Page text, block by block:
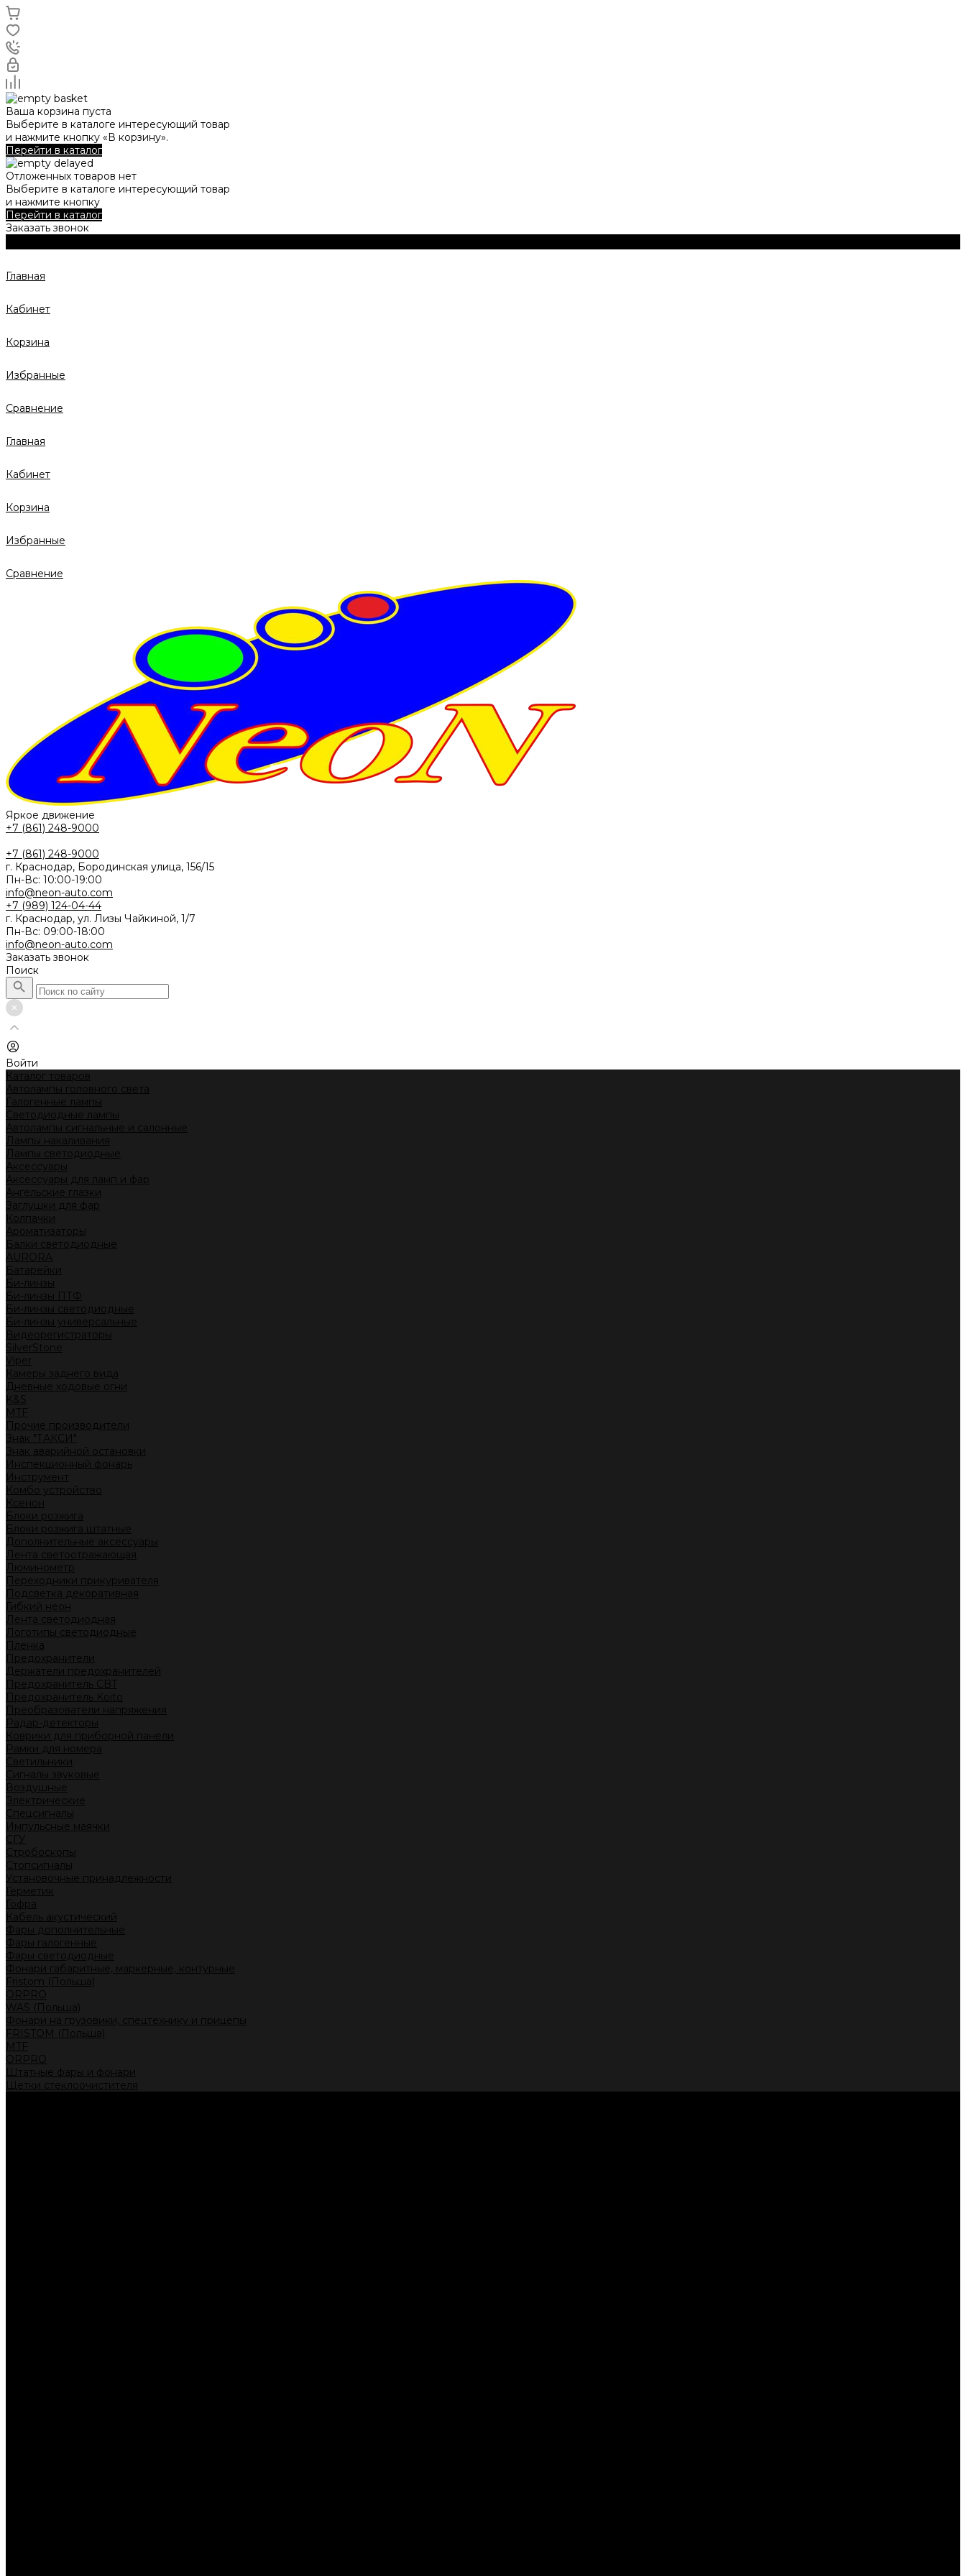
Ваша корзина пуста
Выберите в каталоге интересующий товар
и нажмите кнопку «В корзину».
Перейти в каталог
Отложенных товаров нет
Выберите в каталоге интересующий товар
и нажмите кнопку
Перейти в каталог
Заказать звонок
Главная
Кабинет
Корзина
Избранные
Сравнение
Главная
Кабинет
Корзина
Избранные
Сравнение
Яркое движение
+7 (861) 248-9000
+7 (861) 248-9000
г. Краснодар, Бородинская улица, 156/15
Пн-Вс: 10:00-19:00
info@neon-auto.com
+7 (989) 124-04-44
г. Краснодар, ул. Лизы Чайкиной, 1/7
Пн-Вс: 09:00-18:00
info@neon-auto.com
Заказать звонок
Поиск
Войти
Каталог товаров
Автолампы головного света
Галогенные лампы
Светодиодные лампы
Автолампы сигнальные и салонные
Лампы накаливания
Лампы светодиодные
Аксессуары
Аксессуары для ламп и фар
Ангельские глазки
Заглушки для фар
Колпачки
Ароматизаторы
Балки светодиодные
AURORA
Батарейки
Би-линзы
Би-линзы ПТФ
Би-линзы светодиодные
Би-линзы универсальные
Видеорегистраторы
SilverStone
Viper
Камеры заднего вида
Дневные ходовые огни
K&S
MTF
Прочие производители
Знак "ТАКСИ"
Знак аварийной остановки
Инспекционный фонарь
Инструмент
Комбо устройство
Ксенон
Блоки розжига
Блоки розжига штатные
Дополнительные аксессуары
Лента светоотражающая
Люминометр
Переходники прикуривателя
Подсветка декоративная
Гибкий неон
Лента светодиодная
Логотипы светодиодные
Пленка
Предохранители
Держатели предохранителей
Предохранитель CBT
Предохранитель Koito
Преобразователи напряжения
Радар-детекторы
Коврики для приборной панели
Рамки для номера
Светильники
Сигналы звуковые
Воздушные
Электрические
Спецсигналы
Импульсные маячки
СГУ
Стробоскопы
Стопсигналы
Установочные принадлежности
Герметик
Гофра
Кабель акустический
Фары дополнительные
Фары галогенные
Фары светодиодные
Фонари габаритные, маркерные, контурные
Fristom (Польша)
ORPRO
WAS (Польша)
Фонари на грузовики, спецтехнику и прицепы
FRISTOM (Польша)
MTF
ORPRO
Штатные фары и фонари
Щетки стеклоочистителя